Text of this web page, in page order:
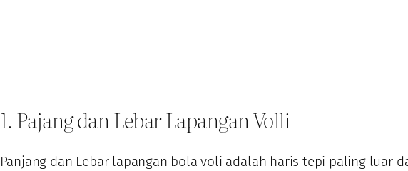
1. Pajang dan Lebar Lapangan Volli
Panjang dan Lebar lapangan bola voli adalah haris tepi paling luar